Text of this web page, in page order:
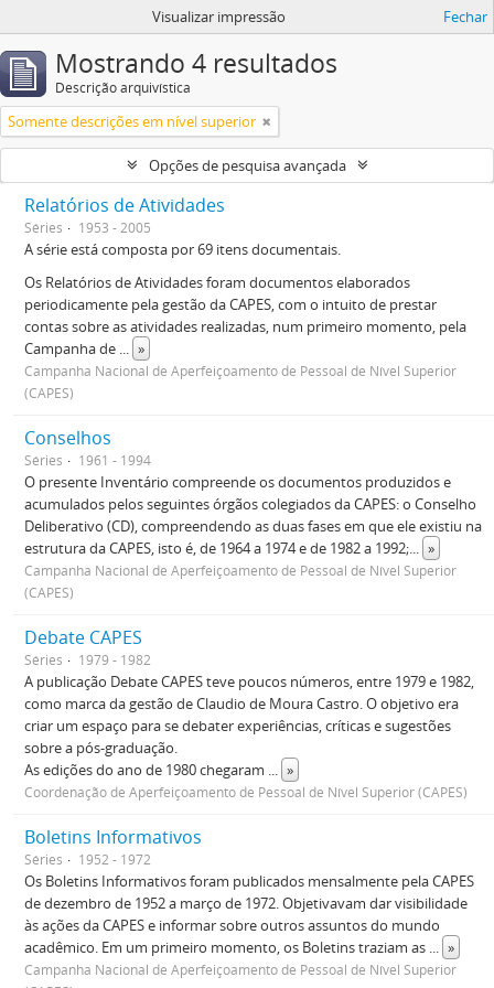
Visualizar impressão Fechar
Mostrando 4 resultados
Descrição arquivística
Somente descrições em nível superior
Opções de pesquisa avançada
Relatórios de Atividades
Séries 1953 - 2005
A série está composta por 69 itens documentais.
Os Relatórios de Atividades foram documentos elaborados
periodicamente pela gestão da CAPES, com o intuito de prestar
contas sobre as atividades realizadas, num primeiro momento, pela
Campanha de ... »
Campanha Nacional de Aperfeiçoamento de Pessoal de Nível Superior
(CAPES)
Conselhos
Séries 1961 - 1994
O presente Inventário compreende os documentos produzidos e
acumulados pelos seguintes órgãos colegiados da CAPES: o Conselho
Deliberativo (CD), compreendendo as duas fases em que ele existiu na
estrutura da CAPES, isto é, de 1964 a 1974 e de 1982 a 1992;... »
Campanha Nacional de Aperfeiçoamento de Pessoal de Nível Superior
(CAPES)
Debate CAPES
Séries 1979 - 1982
A publicação Debate CAPES teve poucos números, entre 1979 e 1982,
como marca da gestão de Claudio de Moura Castro. O objetivo era
criar um espaço para se debater experiências, críticas e sugestões
sobre a pós-graduação.
As edições do ano de 1980 chegaram ... »
Coordenação de Aperfeiçoamento de Pessoal de Nível Superior (CAPES)
Boletins Informativos
Séries 1952 - 1972
Os Boletins Informativos foram publicados mensalmente pela CAPES
de dezembro de 1952 a março de 1972. Objetivavam dar visibilidade
às ações da CAPES e informar sobre outros assuntos do mundo
acadêmico. Em um primeiro momento, os Boletins traziam as ... »
Campanha Nacional de Aperfeiçoamento de Pessoal de Nível Superior